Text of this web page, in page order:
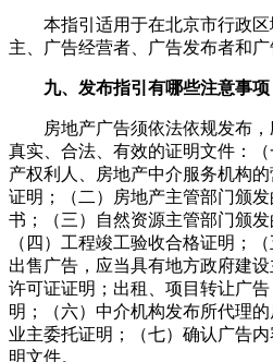
本指引适用于在北京市行政区
主、广告经营者、广告发布者和广
九、发布指引有哪些注意事项
房地产广告须依法依规发布，
真实、合法、有效的证明文件：
产权利人、房地产中介服务机构
证明；（二）房地产主管部门颁
书；（三）自然资源主管部门颁发
（四）工程竣工验收合格证明；
出售广告，应当具有地方政府建
许可证证明；出租、项目转让广
明；（六）中介机构发布所代理
业主委托证明；（七）确认广告
明文件。